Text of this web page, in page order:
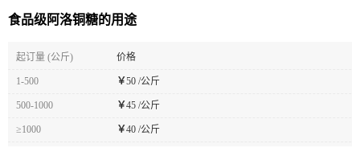
食品级阿洛铜糖的用途
起订量 (公斤) 价格
1-500 ￥50 /公斤
500-1000 ￥45 /公斤
≥1000 ￥40 /公斤